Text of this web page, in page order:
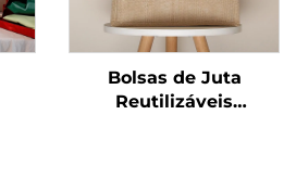
Bolsas de Juta
Reutilizáveis